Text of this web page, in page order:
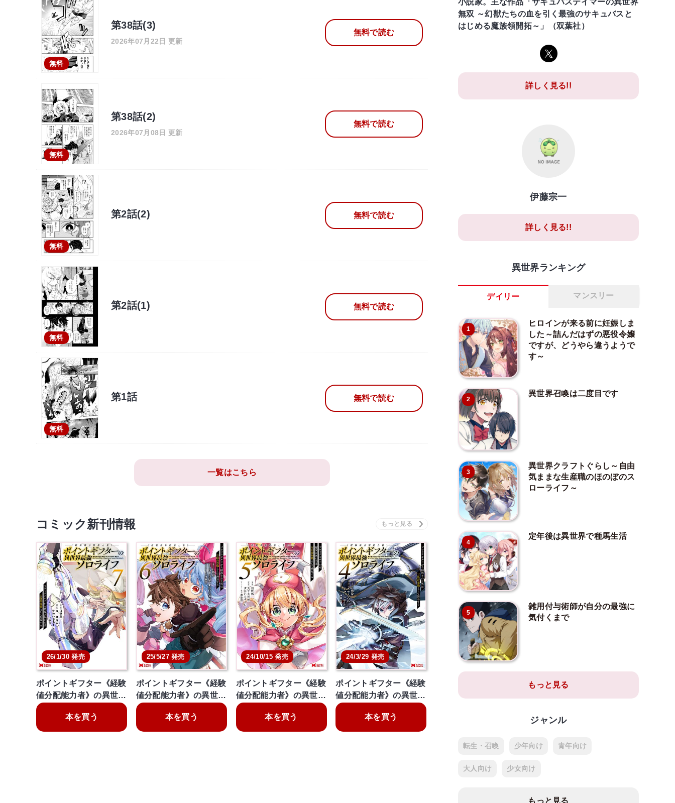
無料
第38話(3)
2026年07月22日 更新
無料で読む
無料
第38話(2)
2026年07月08日 更新
無料で読む
無料
第2話(2) 無料で読む
無料
第2話(1) 無料で読む
無料
第1話 無料で読む
一覧はこちら
コミック新刊情報
26/1/30 発売
ポイントギフター《経験
値分配能力者》の異世…
本を買う
25/5/27 発売
ポイントギフター《経験
値分配能力者》の異世…
本を買う
24/10/15 発売
ポイントギフター《経験
値分配能力者》の異世…
本を買う
24/3/29 発売
ポイントギフター《経験
値分配能力者》の異世…
本を買う
無双 ～幻獣たちの血を引く最強のサキュバスと
はじめる魔族領開拓～」（双葉社）
詳しく見る!!
伊藤宗一
詳しく見る!!
異世界ランキング
デイリー マンスリー
1
ヒロインが来る前に妊娠しま
した～詰んだはずの悪役令嬢
ですが、どうやら違うようで
す～
2
異世界召喚は二度目です
3
異世界クラフトぐらし～自由
気ままな生産職のほのぼのス
ローライフ～
4
定年後は異世界で種馬生活
5
雑用付与術師が自分の最強に
気付くまで
もっと見る
ジャンル
転生・召喚 少年向け 青年向け
大人向け 少女向け
もっと見る